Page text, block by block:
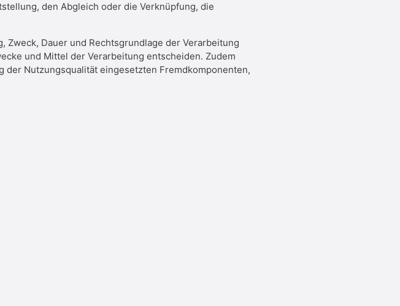
den Abgleich oder die Verknüpfung, die
Dauer und Rechtsgrundlage der Verarbeitung
und Mittel der Verarbeitung entscheiden. Zudem
Nutzungsqualität eingesetzten Fremdkomponenten,